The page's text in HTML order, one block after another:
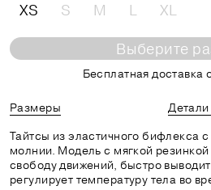
XS S M L XL
Выберите
Бесплатная доставка
Размеры
Детали
Тайтсы из эластичного бифлекса
молнии. Модель с мягкой
свободу движений, быстро
регулирует температуру тела во